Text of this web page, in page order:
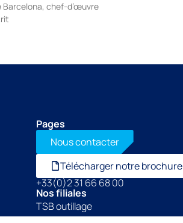
Barcelona, chef-d’œuvre
Pages
Nous contacter
Télécharger notre brochure
+33(0)2 31 66 68 00
Nos filiales
TSB outillage